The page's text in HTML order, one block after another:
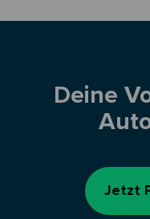
Deine
Jetzt